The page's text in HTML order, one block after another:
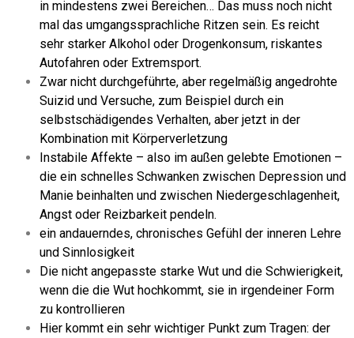
in mindestens zwei Bereichen… Das muss noch nicht
mal das umgangssprachliche Ritzen sein. Es reicht
sehr starker Alkohol oder Drogenkonsum, riskantes
Autofahren oder Extremsport.
Zwar nicht durchgeführte, aber regelmäßig angedrohte
Suizid und Versuche, zum Beispiel durch ein
selbstschädigendes Verhalten, aber jetzt in der
Kombination mit Körperverletzung
Instabile Affekte – also im außen gelebte Emotionen –
die ein schnelles Schwanken zwischen Depression und
Manie beinhalten und zwischen Niedergeschlagenheit,
Angst oder Reizbarkeit pendeln.
ein andauerndes, chronisches Gefühl der inneren Lehre
und Sinnlosigkeit
Die nicht angepasste starke Wut und die Schwierigkeit,
wenn die die Wut hochkommt, sie in irgendeiner Form
zu kontrollieren
Hier kommt ein sehr wichtiger Punkt zum Tragen: der